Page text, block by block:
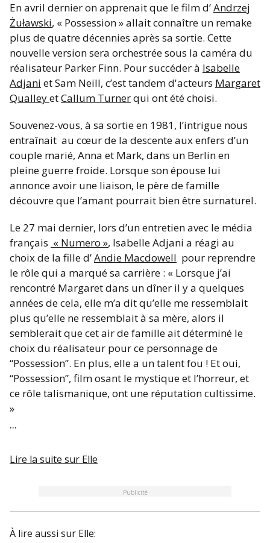
En avril dernier on apprenait que le film d’Andrzej
Żuławski, « Possession » allait connaître un remake
plus de quatre décennies après sa sortie. Cette
nouvelle version sera orchestrée sous la caméra du
réalisateur Parker Finn. Pour succéder à Isabelle
Adjani et Sam Neill, c’est tandem d'acteurs Margaret
QualleyetCallum Turnerqui ont été choisi.
Souvenez-vous, à sa sortie en 1981, l’intrigue nous
entraînait au cœur de la descente aux enfers d’un
couple marié, Anna et Mark, dans un Berlin en
pleine guerre froide. Lorsque son épouse lui
annonce avoir une liaison, le père de famille
découvre que l’amant pourrait bien être surnaturel.
Le 27 mai dernier, lors d’un entretien avec le média
français « Numero », Isabelle Adjani a réagi au
choix de la fille d’Andie Macdowell pour reprendre
le rôle qui a marqué sa carrière : « Lorsque j’ai
rencontré Margaret dans un dîner il y a quelques
années de cela, elle m’a dit qu’elle me ressemblait
plus qu’elle ne ressemblait à sa mère, alors il
semblerait que cet air de famille ait déterminé le
choix du réalisateur pour ce personnage de
“Possession”. En plus, elle a un talent fou ! Et oui,
“Possession”, film osant le mystique et l’horreur, et
ce rôle talismanique, ont une réputation cultissime.
»
...
Lire la suite sur Elle
Publicité
À lire aussi sur Elle: